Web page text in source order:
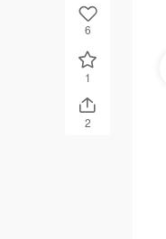
6
1
2